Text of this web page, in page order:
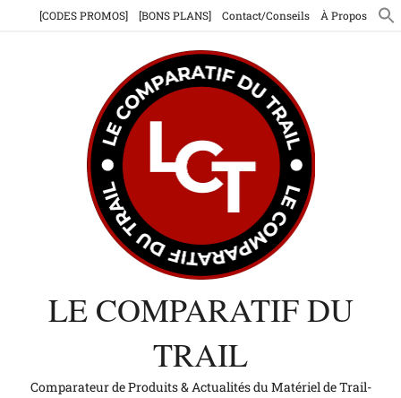
[CODES PROMOS] [BONS PLANS] Contact/Conseils À Propos
LE COMPARATIF DU
TRAIL
Comparateur de Produits & Actualités du Matériel de Trail-